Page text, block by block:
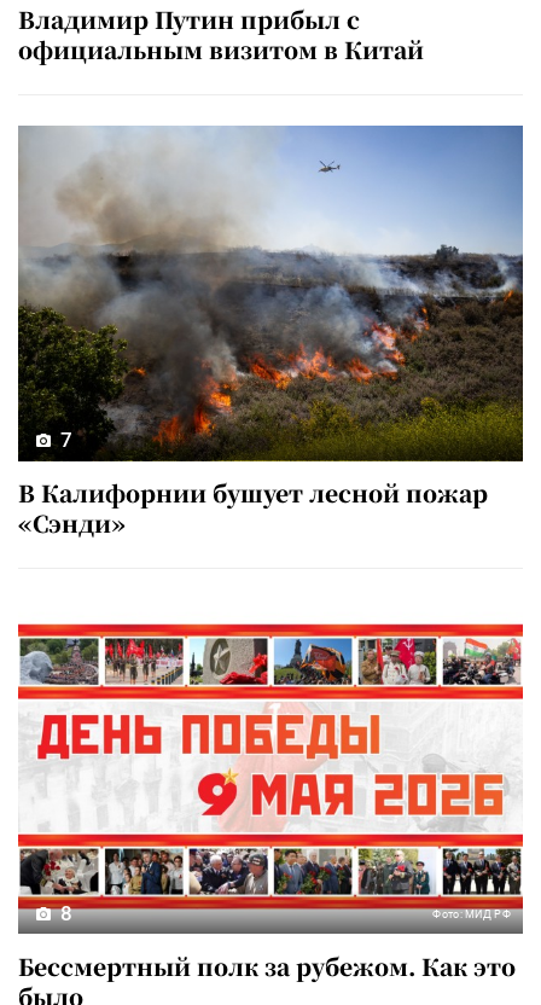
Владимир Путин прибыл с
официальным визитом в Китай
7
В Калифорнии бушует лесной пожар
«Сэнди»
8 Фото: МИД РФ
Бессмертный полк за рубежом. Как это
было